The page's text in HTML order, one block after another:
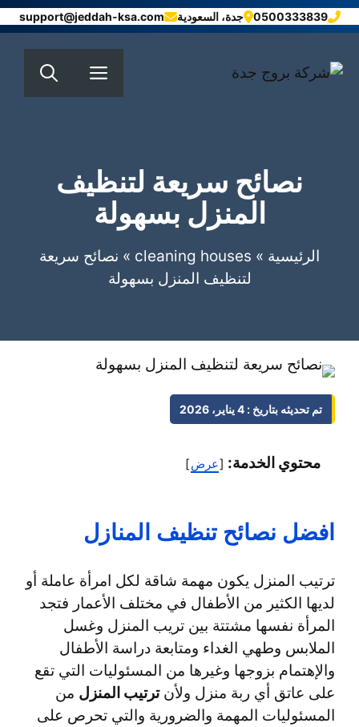
انتقل
إلى
0500333839 جدة، السعودية support@jeddah-ksa.com
القائمة
نصائح سريعة لتنظيف
المنزل بسهولة
الرئيسية »
cleaning houses
» نصائح سريعة
لتنظيف المنزل بسهولة
تم تحديثه بتاريخ : 4 يناير، 2026
محتوي الخدمة: عرض
افضل نصائح تنظيف المنازل
ترتيب المنزل يكون مهمة شاقة لكل امرأة عاملة أو
لديها الكثير من الأطفال في مختلف الأعمار فتجد
المرأة نفسها مشتتة بين تريب المنزل وغسل
الملابس وطهي الغداء ومتابعة دراسة الأطفال
والإهتمام بزوجها وغيرها من المسئوليات التي تقع
على عاتق أي ربة منزل ولأنترتيب المنزل من
المسئوليات المهمة والضرورية والتي تحرص على